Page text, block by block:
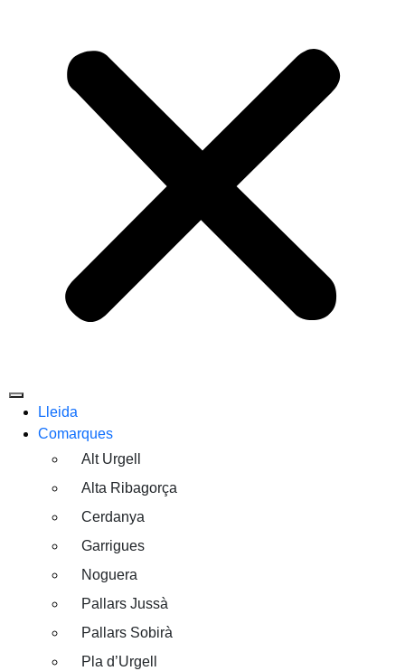
Lleida
Comarques
Alt Urgell
Alta Ribagorça
Cerdanya
Garrigues
Noguera
Pallars Jussà
Pallars Sobirà
Pla d’Urgell